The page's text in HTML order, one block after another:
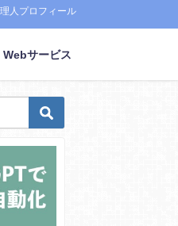
人プロフィール
Webサービス